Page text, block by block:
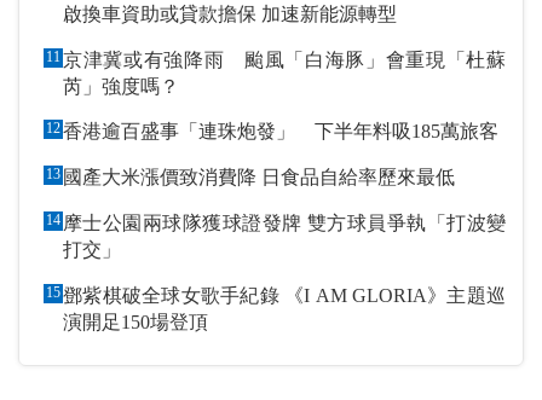
啟換車資助或貸款擔保 加速新能源轉型
11 京津冀或有強降雨 颱風「白海豚」會重現「杜蘇
芮」強度嗎？
12香港逾百盛事「連珠炮發」 下半年料吸185萬旅客
13 國產大米漲價致消費降 日食品自給率歷來最低
14 摩士公園兩球隊獲球證發牌 雙方球員爭執「打波變
打交」
15鄧紫棋破全球女歌手紀錄 《I AM GLORIA》主題巡
演開足150場登頂